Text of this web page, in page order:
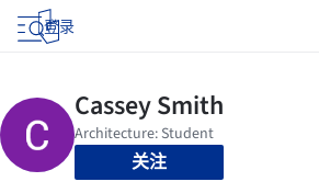
登录
关注